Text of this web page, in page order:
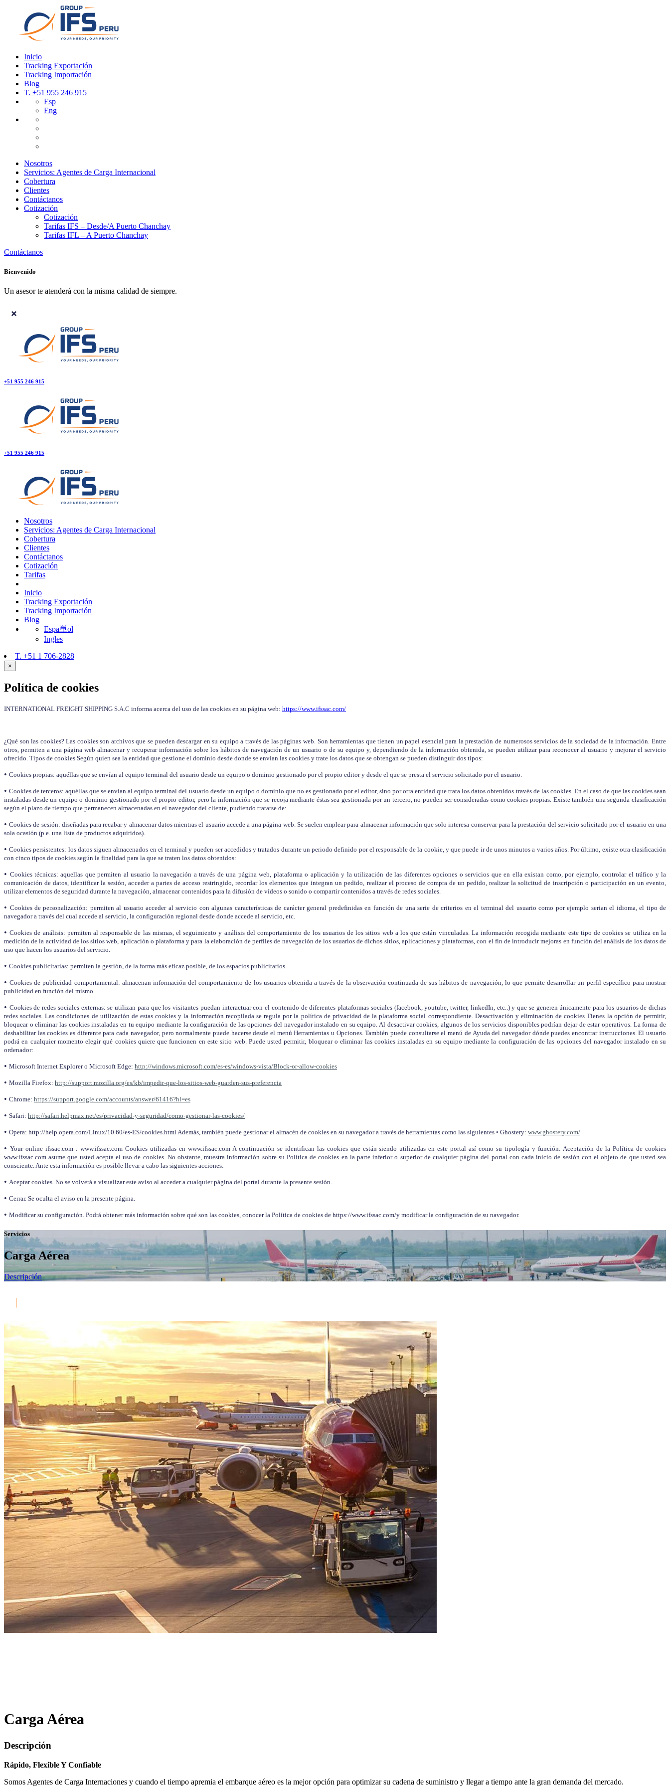
Inicio
Tracking Exportación
Tracking Importación
Blog
T. +51 955 246 915
Esp
Eng
Nosotros
Servicios: Agentes de Carga Internacional
Cobertura
Clientes
Contáctanos
Cotización
Cotización
Tarifas IFS – Desde/A Puerto Chanchay
Tarifas IFL – A Puerto Chanchay
Contáctanos
Bienvenido
Un asesor te atenderá con la misma calidad de siempre.
+51 955 246 915
+51 955 246 915
Nosotros
Servicios: Agentes de Carga Internacional
Cobertura
Clientes
Contáctanos
Cotización
Tarifas
Inicio
Tracking Exportación
Tracking Importación
Blog
Espa単ol
Ingles
T. +51 1 706-2828
×
Política de cookies
INTERNATIONAL FREIGHT SHIPPING S.A.C informa acerca del uso de las cookies en su página web: https://www.ifssac.com/
¿Qué son las cookies? Las cookies son archivos que se pueden descargar en su equipo a través de las páginas web. Son herramientas que tienen un papel esencial para la prestación de numerosos servicios de la sociedad de la información. Entre
otros, permiten a una página web almacenar y recuperar información sobre los hábitos de navegación de un usuario o de su equipo y, dependiendo de la información obtenida, se pueden utilizar para reconocer al usuario y mejorar el servicio
ofrecido. Tipos de cookies Según quien sea la entidad que gestione el dominio desde donde se envían las cookies y trate los datos que se obtengan se pueden distinguir dos tipos:
• Cookies propias: aquéllas que se envían al equipo terminal del usuario desde un equipo o dominio gestionado por el propio editor y desde el que se presta el servicio solicitado por el usuario.
•Cookies de terceros: aquéllas que se envían al equipo terminal del usuario desde un equipo o dominio que no es gestionado por el editor, sino por otra entidad que trata los datos obtenidos través de las cookies. En el caso de que las cookies sean
instaladas desde un equipo o dominio gestionado por el propio editor, pero la información que se recoja mediante éstas sea gestionada por un tercero, no pueden ser consideradas como cookies propias. Existe también una segunda clasificación
según el plazo de tiempo que permanecen almacenadas en el navegador del cliente, pudiendo tratarse de:
•Cookies de sesión: diseñadas para recabar y almacenar datos mientras el usuario accede a una página web. Se suelen emplear para almacenar información que solo interesa conservar para la prestación del servicio solicitado por el usuario en una
sola ocasión (p.e. una lista de productos adquiridos).
•Cookies persistentes: los datos siguen almacenados en el terminal y pueden ser accedidos y tratados durante un periodo definido por el responsable de la cookie, y que puede ir de unos minutos a varios años. Por último, existe otra clasificación
con cinco tipos de cookies según la finalidad para la que se traten los datos obtenidos:
• Cookies técnicas: aquellas que permiten al usuario la navegación a través de una página web, plataforma o aplicación y la utilización de las diferentes opciones o servicios que en ella existan como, por ejemplo, controlar el tráfico y la
comunicación de datos, identificar la sesión, acceder a partes de acceso restringido, recordar los elementos que integran un pedido, realizar el proceso de compra de un pedido, realizar la solicitud de inscripción o participación en un evento,
utilizar elementos de seguridad durante la navegación, almacenar contenidos para la difusión de vídeos o sonido o compartir contenidos a través de redes sociales.
• Cookies de personalización: permiten al usuario acceder al servicio con algunas características de carácter general predefinidas en función de una serie de criterios en el terminal del usuario como por ejemplo serian el idioma, el tipo de
navegador a través del cual accede al servicio, la configuración regional desde donde accede al servicio, etc.
•Cookies de análisis: permiten al responsable de las mismas, el seguimiento y análisis del comportamiento de los usuarios de los sitios web a los que están vinculadas. La información recogida mediante este tipo de cookies se utiliza en la
medición de la actividad de los sitios web, aplicación o plataforma y para la elaboración de perfiles de navegación de los usuarios de dichos sitios, aplicaciones y plataformas, con el fin de introducir mejoras en función del análisis de los datos de
uso que hacen los usuarios del servicio.
• Cookies publicitarias: permiten la gestión, de la forma más eficaz posible, de los espacios publicitarios.
•Cookies de publicidad comportamental: almacenan información del comportamiento de los usuarios obtenida a través de la observación continuada de sus hábitos de navegación, lo que permite desarrollar un perfil específico para mostrar
publicidad en función del mismo.
• Cookies de redes sociales externas: se utilizan para que los visitantes puedan interactuar con el contenido de diferentes plataformas sociales (facebook, youtube, twitter, linkedIn, etc..) y que se generen únicamente para los usuarios de dichas
redes sociales. Las condiciones de utilización de estas cookies y la información recopilada se regula por la política de privacidad de la plataforma social correspondiente. Desactivación y eliminación de cookies Tienes la opción de permitir,
bloquear o eliminar las cookies instaladas en tu equipo mediante la configuración de las opciones del navegador instalado en su equipo. Al desactivar cookies, algunos de los servicios disponibles podrían dejar de estar operativos. La forma de
deshabilitar las cookies es diferente para cada navegador, pero normalmente puede hacerse desde el menú Herramientas u Opciones. También puede consultarse el menú de Ayuda del navegador dónde puedes encontrar instrucciones. El usuario
podrá en cualquier momento elegir qué cookies quiere que funcionen en este sitio web. Puede usted permitir, bloquear o eliminar las cookies instaladas en su equipo mediante la configuración de las opciones del navegador instalado en su
ordenador:
• Microsoft Internet Explorer o Microsoft Edge: http://windows.microsoft.com/es-es/windows-vista/Block-or-allow-cookies
• Mozilla Firefox: http://support.mozilla.org/es/kb/impedir-que-los-sitios-web-guarden-sus-preferencia
• Chrome: https://support.google.com/accounts/answer/61416?hl=es
• Safari: http://safari.helpmax.net/es/privacidad-y-seguridad/como-gestionar-las-cookies/
• Opera: http://help.opera.com/Linux/10.60/es-ES/cookies.html Además, también puede gestionar el almacén de cookies en su navegador a través de herramientas como las siguientes • Ghostery: www.ghostery.com/
• Your online ifssac.com : www.ifssac.com Cookies utilizadas en www.ifssac.com A continuación se identifican las cookies que están siendo utilizadas en este portal así como su tipología y función: Aceptación de la Política de cookies
www.ifssac.com asume que usted acepta el uso de cookies. No obstante, muestra información sobre su Política de cookies en la parte inferior o superior de cualquier página del portal con cada inicio de sesión con el objeto de que usted sea
consciente. Ante esta información es posible llevar a cabo las siguientes acciones:
• Aceptar cookies. No se volverá a visualizar este aviso al acceder a cualquier página del portal durante la presente sesión.
• Cerrar. Se oculta el aviso en la presente página.
• Modificar su configuración. Podrá obtener más información sobre qué son las cookies, conocer la Política de cookies de https://www.ifssac.com/y modificar la configuración de su navegador.
Servicios
Carga Aérea
Descripción
Carga Aérea
Descripción
Rápido, Flexible Y Confiable
Somos Agentes de Carga Internaciones y cuando el tiempo apremia el embarque aéreo es la mejor opción para optimizar su cadena de suministro y llegar a tiempo ante la gran demanda del mercado.